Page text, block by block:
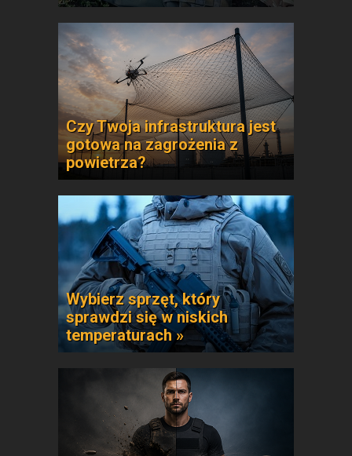
Czy Twoja infrastruktura jest
gotowa na zagrożenia z
powietrza?
Wybierz sprzęt, który
sprawdzi się w niskich
temperaturach »